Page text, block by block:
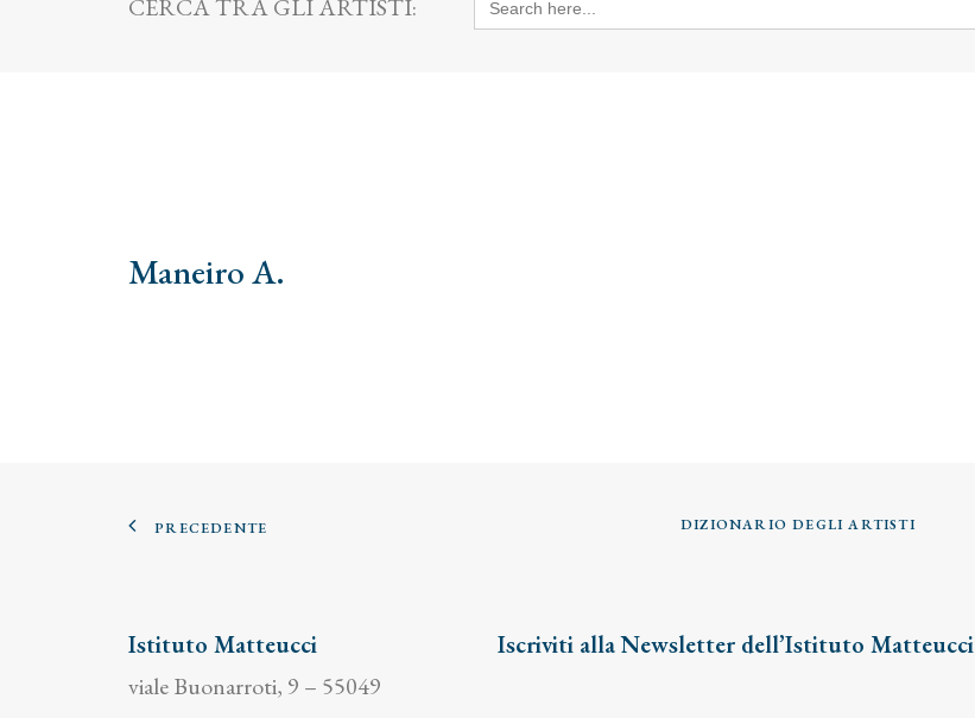
CERCA TRA GLI ARTISTI: for:
Maneiro A.
PRECEDENTE DIZIONARIO DEGLI ARTISTI
Istituto Matteucci
viale Buonarroti, 9 – 55049
Iscriviti alla Newsletter dell’Istituto Matteucci